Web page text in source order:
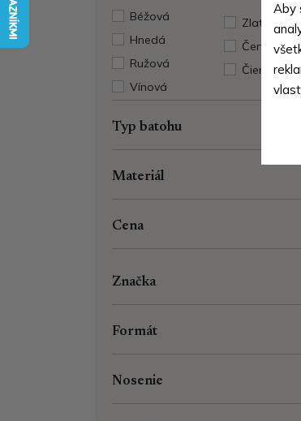
Béžová
Hnedá
Ružová
Vínová
Zlatá
Červená
Čierna
Typ batohu
Materiál
Cena
Značka
Formát
Nosenie
Aby